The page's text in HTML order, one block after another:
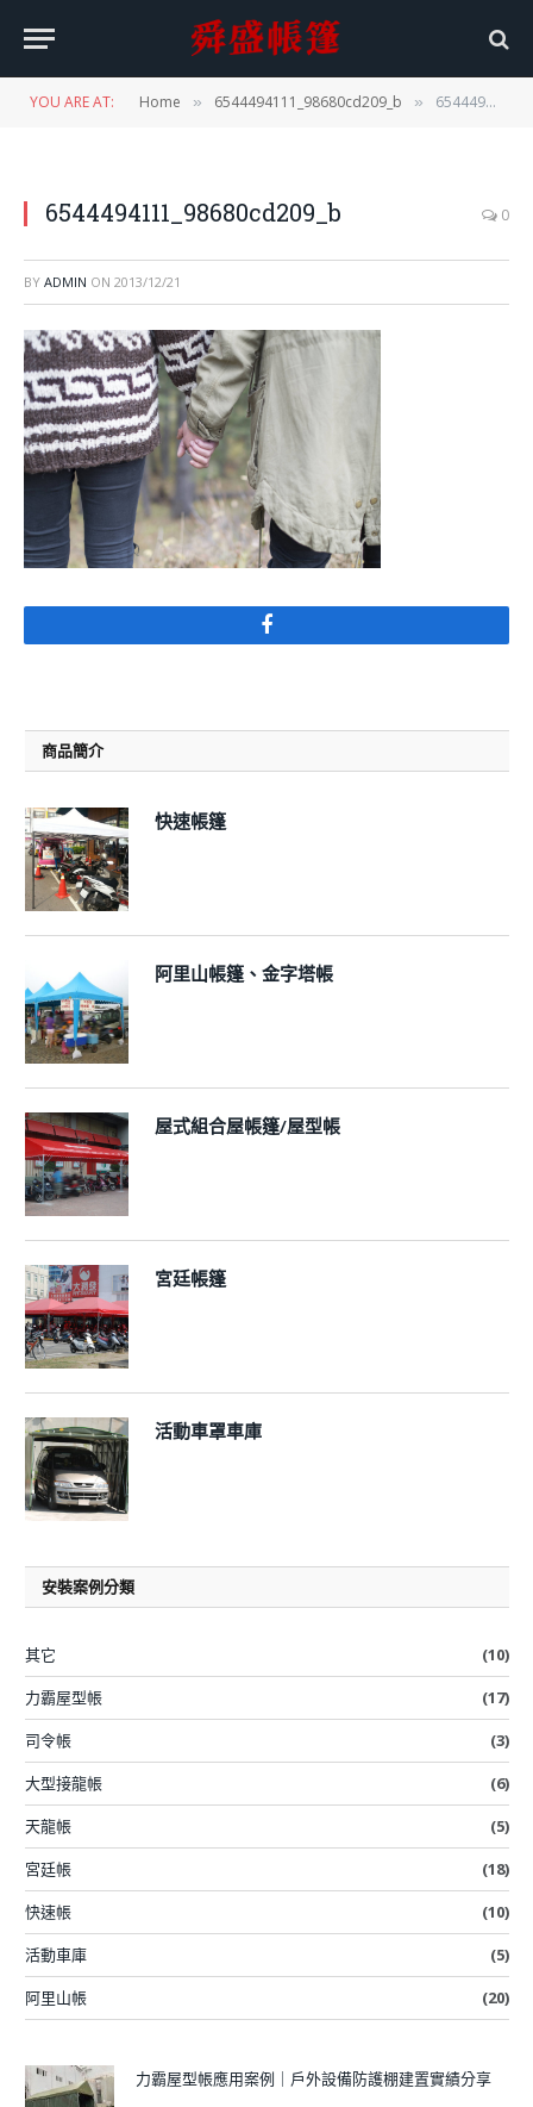
YOU ARE AT: Home » 6544494111_98680cd209_b » 6544494111_98680cd209_b
6544494111_98680cd209_b 0
BY ADMIN ON 2013/12/21
Facebook
商品簡介
快速帳篷
阿里山帳篷、金字塔帳
屋式組合屋帳篷/屋型帳
宮廷帳篷
活動車罩車庫
安裝案例分類
其它
(10)
力霸屋型帳
(17)
司令帳
(3)
大型接龍帳
(6)
天龍帳
(5)
宮廷帳
(18)
快速帳
(10)
活動車庫
(5)
阿里山帳
(20)
力霸屋型帳應用案例｜戶外設備防護棚建置實績分享